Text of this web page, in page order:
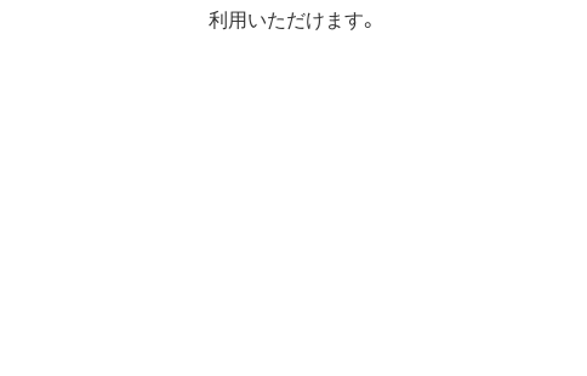
利用いただけます。